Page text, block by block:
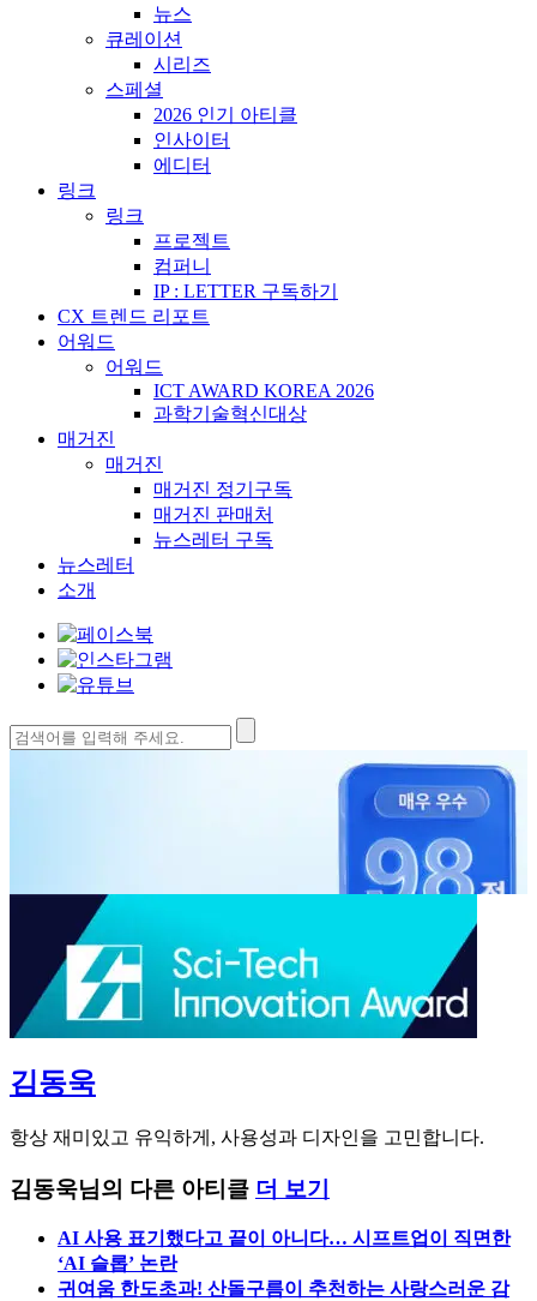
뉴스
큐레이션
시리즈
스페셜
2026 인기 아티클
인사이터
에디터
링크
링크
프로젝트
컴퍼니
IP : LETTER 구독하기
CX 트렌드 리포트
어워드
어워드
ICT AWARD KOREA 2026
과학기술혁신대상
매거진
매거진
매거진 정기구독
매거진 판매처
뉴스레터 구독
뉴스레터
소개
검
색:
김동욱
항상 재미있고 유익하게, 사용성과 디자인을 고민합니다.
김동욱님의 다른 아티클 더 보기
AI 사용 표기했다고 끝이 아니다… 시프트업이 직면한
‘AI 슬롭’ 논란
귀여움 한도초과! 산돌구름이 추천하는 사랑스러운 감